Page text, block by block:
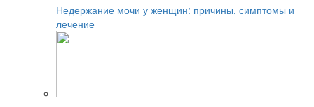
Недержание мочи у женщин: причины, симптомы и
лечение